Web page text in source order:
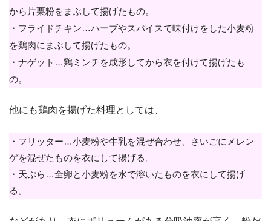
から片栗粉をまぶして揚げたもの。
・フライドチキン…ハーブやスパイスで味付けをした小麦粉
を鶏肉にまぶして揚げたもの。
・ナゲット…鶏ミンチを成形してから衣を付けて揚げたも
の。
他にも鶏肉を揚げた料理としては、
・フリッター…小麦粉や牛乳を混ぜ合わせ、さいごにメレン
ゲを混ぜたものを衣にして揚げる。
・天ぷら…全卵と小麦粉を水で溶いたものを衣にして揚げ
る。